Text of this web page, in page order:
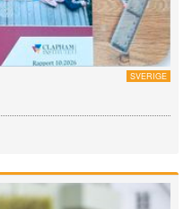
SVERIGE